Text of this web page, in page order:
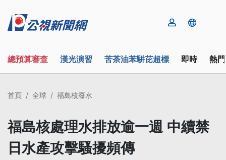
總預算審查 漢光演習 苦茶油苯駢芘超標 即時 熱
首頁 全球 福島核廢水
福島核處理水排放逾一週 中續禁
日水產攻擊騷擾頻傳